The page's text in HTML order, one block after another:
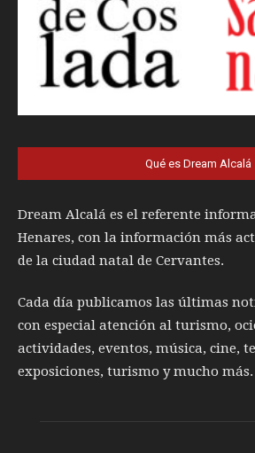
Qué es Dream Alcalá
Dream Alcalá es el referente
Henares, con la información más
de la ciudad natal de Cervantes.
Cada día publicamos las últimas
con especial atención al turismo,
actividades, eventos, música, cine,
exposiciones, turismo y mucho más.